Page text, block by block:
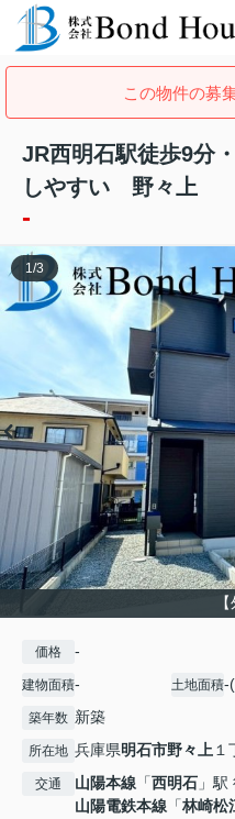
この物件の募
JR西明石駅徒歩9分
しやすい 野々上
-
1/3
価格 -
建物面積- 土地面積-
築年数 新築
所在地 兵庫県明石市野々上１
交通 山陽本線 「西明石 」
山陽電鉄本線 「林崎松